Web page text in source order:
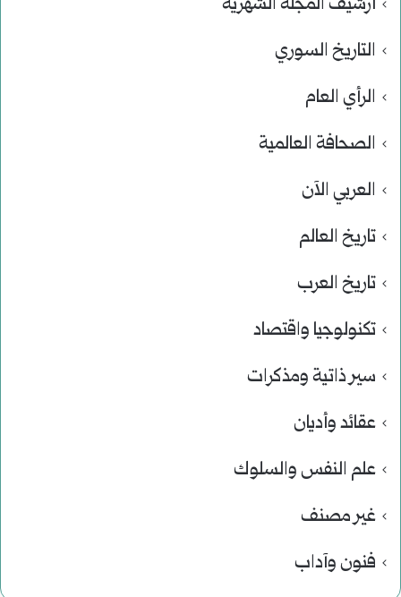
أرشيف المجلة الشهرية
التاريخ السوري
الرأي العام
الصحافة العالمية
العربي الآن
تاريخ العالم
تاريخ العرب
تكنولوجيا واقتصاد
سير ذاتية ومذكرات
عقائد وأديان
علم النفس والسلوك
غير مصنف
فنون وآداب